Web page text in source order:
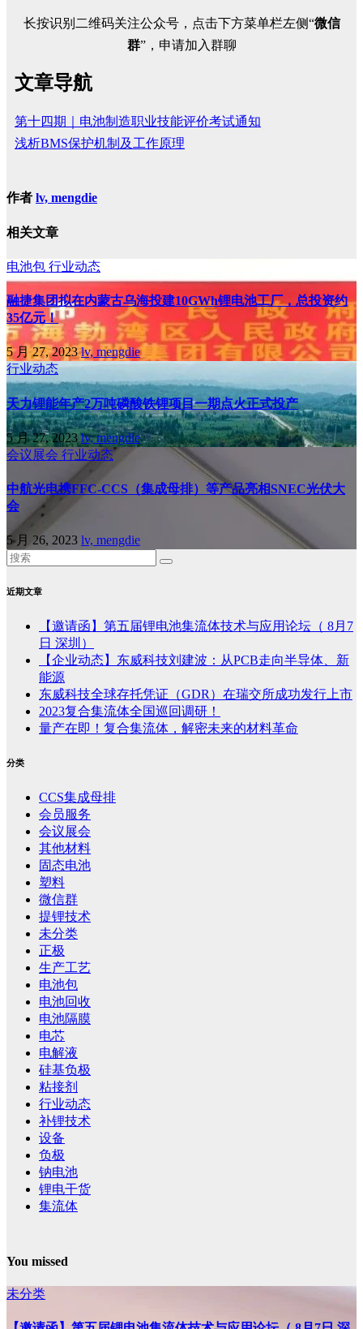
长按识别二维码关注公众号，点击下方菜单栏左侧“微信
群”，申请加入群聊
文章导航
第十四期｜电池制造职业技能评价考试通知
浅析BMS保护机制及工作原理
作者 lv, mengdie
相关文章
电池包 行业动态
融捷集团拟在内蒙古乌海投建10GWh锂电池工厂，总投资约
35亿元！
5 月 27, 2023lv, mengdie
行业动态
天力锂能年产2万吨磷酸铁锂项目一期点火正式投产
5 月 27, 2023lv, mengdie
会议展会 行业动态
中航光电携FFC-CCS（集成母排）等产品亮相SNEC光伏大
会
5 月 26, 2023 lv, mengdie
近期文章
【邀请函】第五届锂电池集流体技术与应用论坛（ 8月7
日 深圳）
【企业动态】东威科技刘建波：从PCB走向半导体、新
能源
东威科技全球存托凭证（GDR）在瑞交所成功发行上市
2023复合集流体全国巡回调研！
量产在即！复合集流体，解密未来的材料革命
分类
CCS集成母排
会员服务
会议展会
其他材料
固态电池
塑料
微信群
提锂技术
未分类
正极
生产工艺
电池包
电池回收
电池隔膜
电芯
电解液
硅基负极
粘接剂
行业动态
补锂技术
设备
负极
钠电池
锂电干货
集流体
You missed
未分类